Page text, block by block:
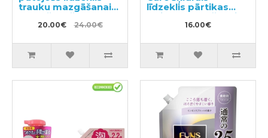
trauku mazgāšanai
ar mežrozīšu
aromātu 240ml +
20.00€ 24.00€
līdzeklis pārtikas
traipu noņemšanai
no apģērba 160g
16.00€